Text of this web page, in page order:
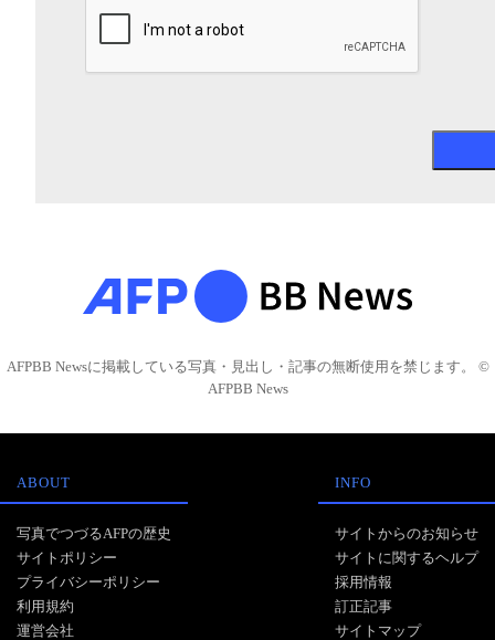
AFPBB Newsに掲載している写真・見出し・記事の無断使用を禁じます。 ©
AFPBB News
ABOUT
写真でつづるAFPの歴史
サイトポリシー
プライバシーポリシー
利用規約
運営会社
INFO
サイトからのお知らせ
サイトに関するヘルプ
採用情報
訂正記事
サイトマップ